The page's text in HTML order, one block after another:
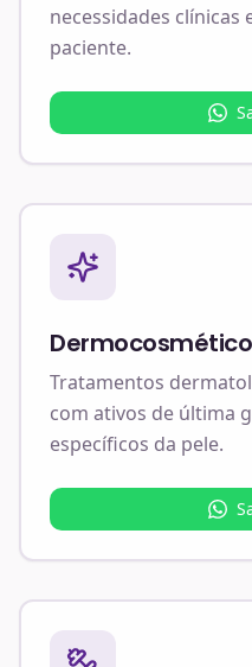
necessidades clínicas
paciente.
Tratamentos
com ativos de última
específicos da pele.